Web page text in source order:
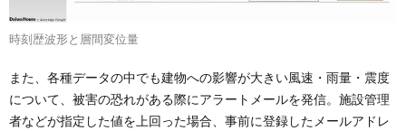
時刻歴波形と層間変位量
また、各種データの中でも建物への影響が大きい風速・雨量・震度
について、被害の恐れがある際にアラートメールを発信。施設管理
者などが指定した値を上回った場合、事前に登録したメールアドレ